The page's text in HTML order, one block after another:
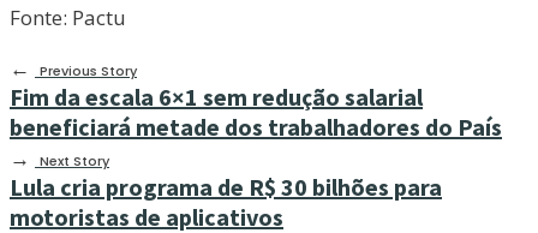
Fonte: Pactu
←
Previous Story
Fim da escala 6×1 sem redução salarial
beneficiará metade dos trabalhadores do País
→ Next Story
Lula cria programa de R$ 30 bilhões para
motoristas de aplicativos